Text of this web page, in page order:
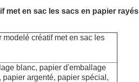
met en sac les sacs en papier rayés
modelé créatif met en sac les
blanc, papier d'emballage
papier argenté, papier spécial,